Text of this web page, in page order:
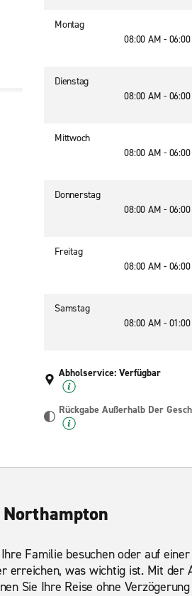
Montag
08:00 AM -
Dienstag
08:00 AM -
Mittwoch
08:00 AM -
Donnerstag
08:00 AM -
Freitag
08:00 AM -
Samstag
08:00 AM -
Abholservice: Verfügbar
Rückgabe Außerhalb Der
Familie besuchen oder auf
erreichen, was wichtig ist. Mit der
Sie Ihre Reise ohne